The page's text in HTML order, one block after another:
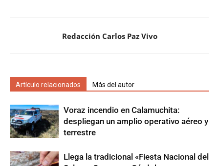
Redacción Carlos Paz Vivo
Artículo relacionados Más del autor
Voraz incendio en Calamuchita:
despliegan un amplio operativo aéreo y
terrestre
Llega la tradicional «Fiesta Nacional del